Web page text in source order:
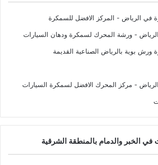
في الرياض - المركز الافضل للسمكرة
- ورشة المحرك لسمكرة ودهان السيارات
بوية بالرياض الصناعية القديمة
- مركز المحرك الافضل لسمكرة السيارات
الخبر والدمام بالمنطقة الشرقية